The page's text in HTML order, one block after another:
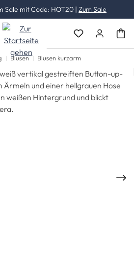
Sale mit Code: HOT20 | Zum Sale
Du hast 0
Blusen Blusen kurzarm